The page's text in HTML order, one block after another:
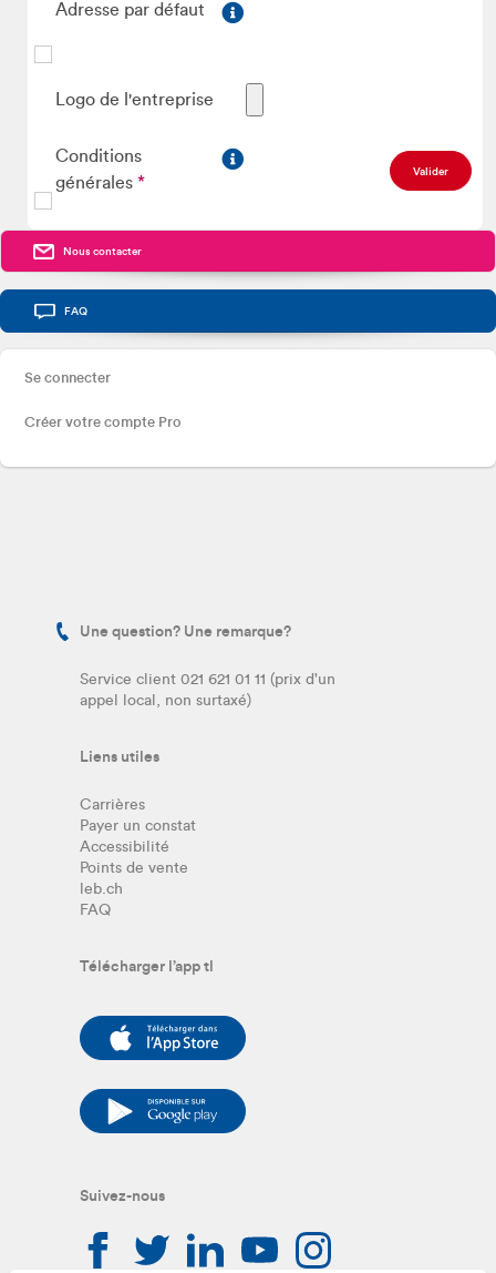
Adresse par défaut
Logo de l'entreprise
Conditions
générales
Nous contacter
FAQ
Se connecter
Créer votre compte Pro
Une question? Une remarque?
Service client 021 621 01 11 (prix d'un
appel local, non surtaxé)
Liens utiles
Carrières
Payer un constat
Accessibilité
Points de vente
leb.ch
FAQ
Télécharger l’app tl
Suivez-nous
Suivez-nous sur facebook
Suivez-nous sur twitter
Suivez-nous sur linkedin
Suivez-nous sur
Suivez-nous